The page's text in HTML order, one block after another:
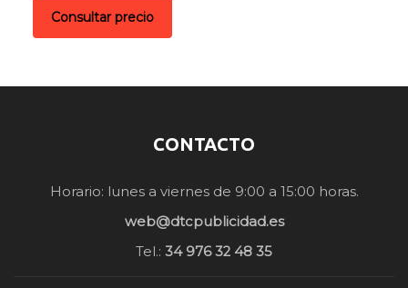
Consultar precio
CONTACTO
Horario: lunes a viernes de 9:00 a 15:00 horas.
web@dtcpublicidad.es
Tel.: 34 976 32 48 35